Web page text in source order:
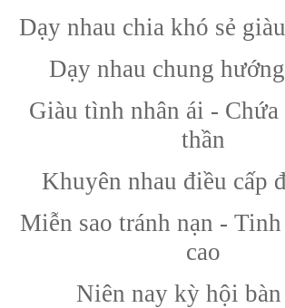
Dạy nhau chia khó sẻ
Dạy nhau chung
Giàu tình nhân ái - Chứa
thần
Khuyên nhau điều cấp
Miễn sao tránh nạn -
cao
Niên nay kỳ hội